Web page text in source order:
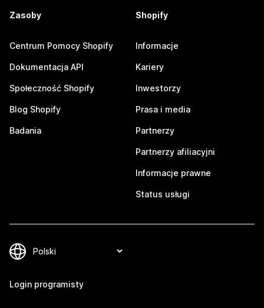
Zasoby
Centrum Pomocy Shopify
Dokumentacja API
Społeczność Shopify
Blog Shopify
Badania
Shopify
Informacje
Kariery
Inwestorzy
Prasa i media
Partnerzy
Partnerzy afiliacyjni
Informacje prawne
Status usługi
Login programisty